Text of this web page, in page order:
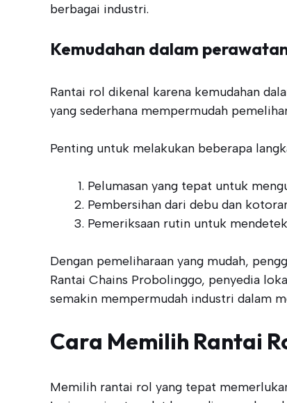
berbagai industri.
Kemudahan dalam
Rantai rol dikenal karena kemudahan
yang sederhana mempermudah
Penting untuk melakukan beberapa
Pelumasan yang tepat untuk
Pembersihan dari debu dan
Pemeriksaan rutin untuk
Dengan pemeliharaan yang mudah,
Rantai Chains Probolinggo, penyedia
semakin mempermudah industri dalam
Cara Memilih Rantai
Memilih rantai rol yang tepat